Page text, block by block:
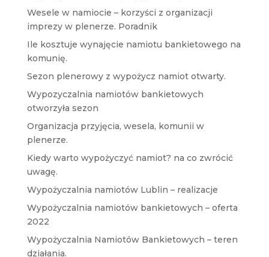
Wesele w namiocie – korzyści z organizacji
imprezy w plenerze. Poradnik
Ile kosztuje wynajęcie namiotu bankietowego na
komunię.
Sezon plenerowy z wypożycz namiot otwarty.
Wypozyczalnia namiotów bankietowych
otworzyła sezon
Organizacja przyjęcia, wesela, komunii w
plenerze.
Kiedy warto wypożyczyć namiot? na co zwrócić
uwagę.
Wypożyczalnia namiotów Lublin – realizacje
Wypożyczalnia namiotów bankietowych – oferta
2022
Wypożyczalnia Namiotów Bankietowych – teren
działania.